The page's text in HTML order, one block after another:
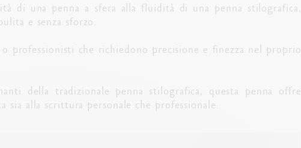
di una penna a sfera alla fluidità di una penna stilografica,
e senza sforzo.
o professionisti che richiedono precisione e finezza nel proprio
della tradizionale penna stilografica, questa penna offre
sia alla scrittura personale che professionale.